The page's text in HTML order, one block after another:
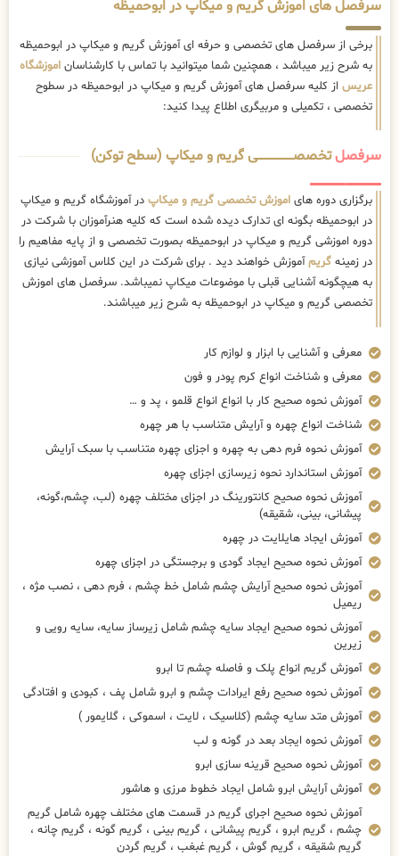
سرفصل های اموزش گریم و میکاپ در ابوحمیظه
برخی از سرفصل های تخصصی و حرفه ای آموزش گریم و میکاپ در ابوحمیظه
به شرح زیر میباشد ، همچنین شما میتوانید با تماس با کارشناسان اموزشگاه
عریس از کلیه سرفصل های آموزش گریم و میکاپ در ابوحمیظه در سطوح
تخصصی ، تکمیلی و مربیگری اطلاع پیدا کنید:
سرفصلتخصصــــــــــــــــــــی گریم و میکاپ (سطح توکن)
برگزاری دوره های اموزش تخصصی گریم و میکاپ در آموزشگاه گریم و میکاپ
در ابوحمیظه بگونه ای تدارک دیده شده است که کلیه هنرآموزان با شرکت در
دوره اموزشی گریم و میکاپ در ابوحمیظه بصورت تخصصی و از پایه مفاهیم را
در زمینه گریمآموزش خواهند دید . برای شرکت در این کلاس آموزشی نیازی
به هیچگونه آشنایی قبلی با موضوعات میکاپ نمیباشد. سرفصل های اموزش
تخصصی گریم و میکاپ در ابوحمیظه به شرح زیر میباشند.
معرفی و آشنایی با ابزار و لوازم کار
معرفی و شناخت انواع کرم پودر و فون
آموزش نحوه صحیح کار با انواع انواع قلمو ، پد و …
شناخت انواع چهره و آرایش متناسب با هر چهره
آموزش نحوه فرم دهی به چهره و اجزای چهره متناسب با سبک آرایش
آموزش استاندارد نحوه زیرسازی اجزای چهره
آموزش نحوه صحیح کانتورینگ در اجزای مختلف چهره (لب، چشم،گونه،
پیشانی، بینی، شقیقه)
آموزش ایجاد هایلایت در چهره
آموزش نحوه صحیح ایجاد گودی و برجستگی در اجزای چهره
آموزش نحوه صحیح آرایش چشم شامل خط چشم ، فرم دهی ، نصب مژه ،
ریمیل
آموزش نحوه صحیح ایجاد سایه چشم شامل زیرساز سایه، سایه رویی و
زیرین
آموزش گریم انواع پلک و فاصله چشم تا ابرو
آموزش نحوه صحیح رفع ایرادات چشم و ابرو شامل پف ، کبودی و افتادگی
آموزش متد سایه چشم (کلاسیک ، لایت ، اسموکی ، گلایمور )
آموزش نحوه ایجاد بعد در گونه و لب
آموزش نحوه صحیح قرینه سازی ابرو
آموزش آرایش ابرو شامل ایجاد خطوط مرزی و هاشور
آموزش نحوه صحیح اجرای گریم در قسمت های مختلف چهره شامل گریم
چشم ، گریم ابرو ، گریم پیشانی ، گریم بینی ، گریم گونه ، گریم چانه ،
گریم شقیقه ، گریم گوش ، گریم غبغب ، گریم گردن